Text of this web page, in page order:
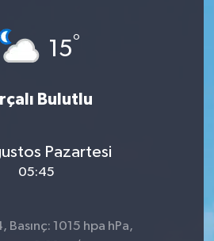
15°
Bulutlu
Pazartesi
05:45
Basınç: 1015 hpa hPa,